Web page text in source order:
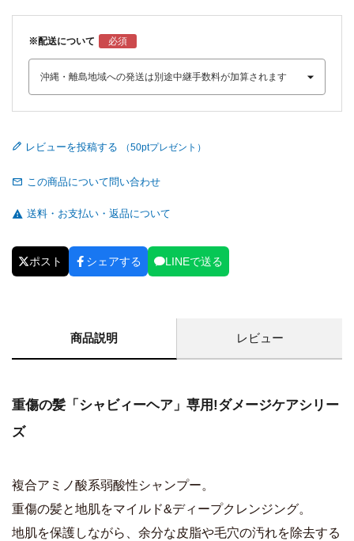
※配送について
レビューを投稿する
この商品について問い合わせ
送料・お支払い・返品について
ポスト シェアする LINEで送る
商品説明 レビュー
重傷の髪「シャビィーヘア」専用!ダメージケアシリー
ズ
複合アミノ酸系弱酸性シャンプー。
重傷の髪と地肌をマイルド&ディープクレンジング。
地肌を保護しながら、余分な皮脂や毛穴の汚れを除去する